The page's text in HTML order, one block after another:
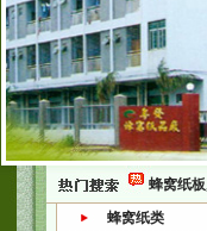
蜂窝纸板
蜂窝纸类